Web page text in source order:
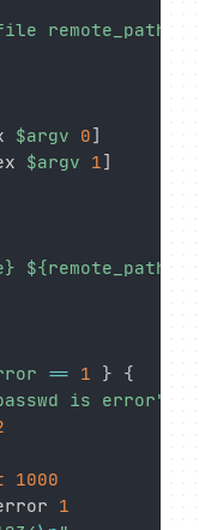
remote_path"
$argv 0]
$argv 1]
${remote_path}
== 1 }
{
is error"
1000
1